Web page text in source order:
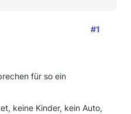
#1
für so ein
keine Kinder, kein Auto,